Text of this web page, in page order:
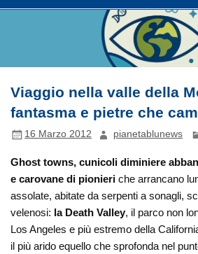
Viaggio nella valle della
fantasma e pietre che
16 Marzo 2012 pianetablunews
Ghost towns, cunicoli diminiere
e carovane di pionieri che arrancano
assolate, abitate da serpenti a sonagli,
velenosi: la Death Valley, il parco non
Los Angeles e più estremo della
il più arido equello che sprofonda nel